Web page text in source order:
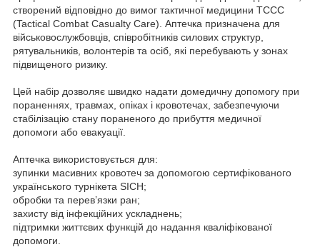
створений відповідно до вимог тактичної медицини TCCC
(Tactical Combat Casualty Care). Аптечка призначена для
військовослужбовців, співробітників силових структур,
рятувальників, волонтерів та осіб, які перебувають у зонах
підвищеного ризику.
Цей набір дозволяє швидко надати домедичну допомогу при
пораненнях, травмах, опіках і кровотечах, забезпечуючи
стабілізацію стану пораненого до прибуття медичної
допомоги або евакуації.
Аптечка використовується для:
зупинки масивних кровотеч за допомогою сертифікованого
українського турнікета SICH;
обробки та перев’язки ран;
захисту від інфекційних ускладнень;
підтримки життєвих функцій до надання кваліфікованої
допомоги.